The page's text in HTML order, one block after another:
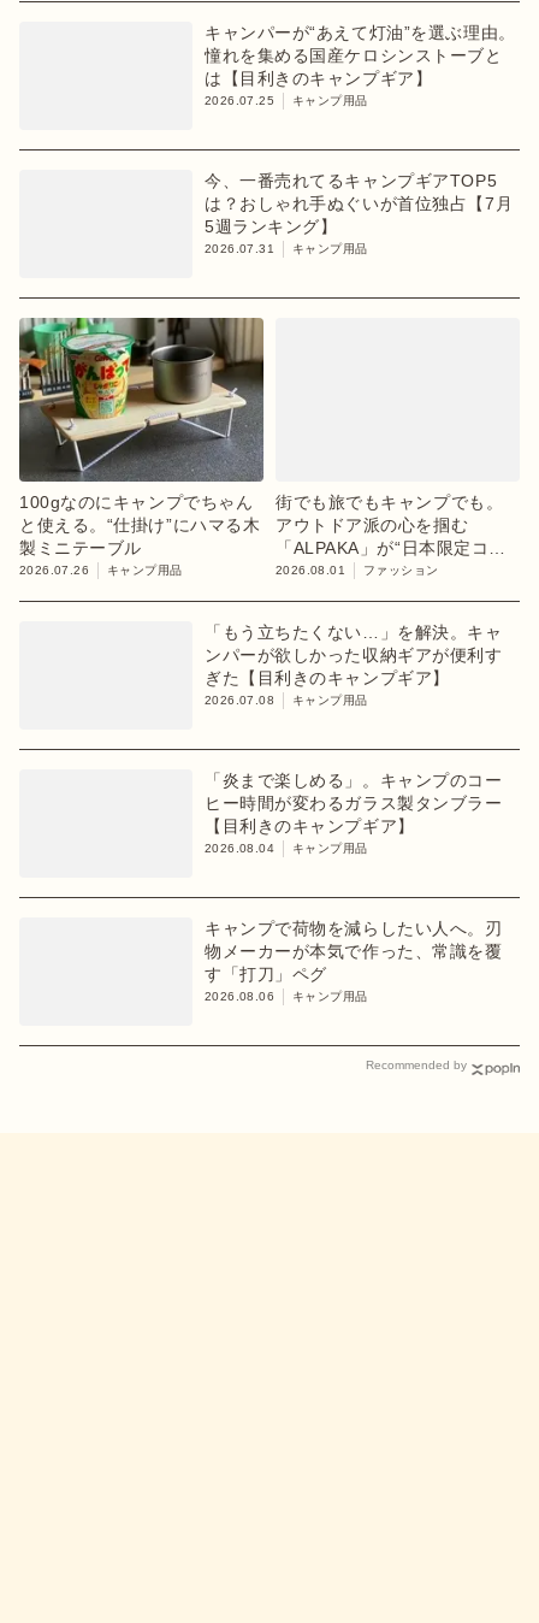
キャンパーが“あえて灯油”を選ぶ理由。
憧れを集める国産ケロシンストーブと
は【目利きのキャンプギア】
2026.07.25 キャンプ用品
今、一番売れてるキャンプギアTOP5
は？おしゃれ手ぬぐいが首位独占【7月
5週ランキング】
2026.07.31 キャンプ用品
100gなのにキャンプでちゃん
と使える。“仕掛け”にハマる木
製ミニテーブル
2026.07.26 キャンプ用品
街でも旅でもキャンプでも。
アウトドア派の心を掴む
「ALPAKA」が“日本限定コレ
クション”第3弾を発売
2026.08.01 ファッション
「もう立ちたくない…」を解決。キャ
ンパーが欲しかった収納ギアが便利す
ぎた【目利きのキャンプギア】
2026.07.08 キャンプ用品
「炎まで楽しめる」。キャンプのコー
ヒー時間が変わるガラス製タンブラー
【目利きのキャンプギア】
2026.08.04 キャンプ用品
キャンプで荷物を減らしたい人へ。刃
物メーカーが本気で作った、常識を覆
す「打刀」ペグ
2026.08.06 キャンプ用品
Recommended by